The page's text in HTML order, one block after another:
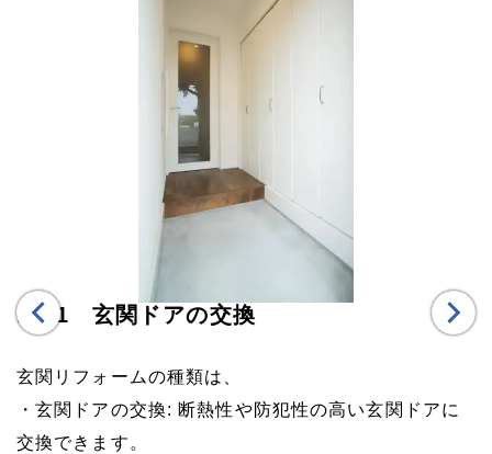
No.1 玄関ドアの交換
玄関リフォームの種類は、
・玄関ドアの交換: 断熱性や防犯性の高い玄関ドアに
交換できます。